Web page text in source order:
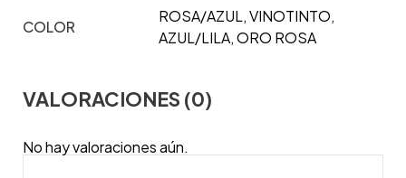
COLOR
ROSA/AZUL, VINOTINTO,
AZUL/LILA, ORO ROSA
VALORACIONES (0)
No hay valoraciones aún.